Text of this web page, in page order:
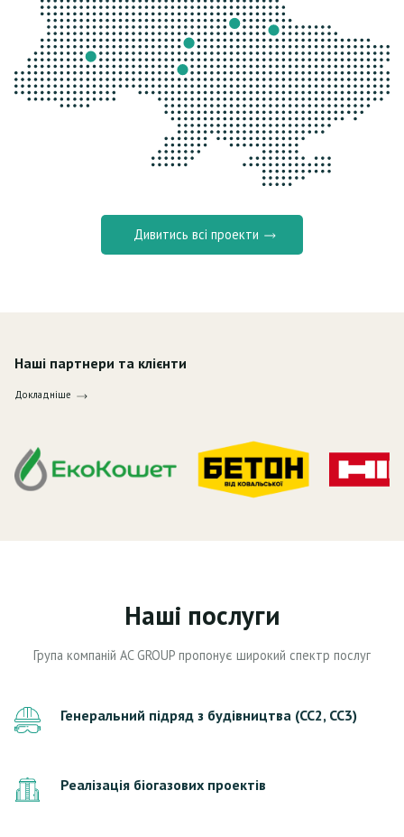
Дивитись всі проекти
Наші партнери та клієнти
Докладніше
Наші послуги
Група компаній AC GROUP пропонує широкий спектр послуг
Генеральний підряд з будівництва (СС2, СС3)
Реалізація біогазових проектів